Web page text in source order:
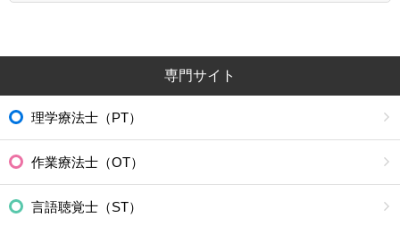
専門サイト
理学療法士（PT）
作業療法士（OT）
言語聴覚士（ST）